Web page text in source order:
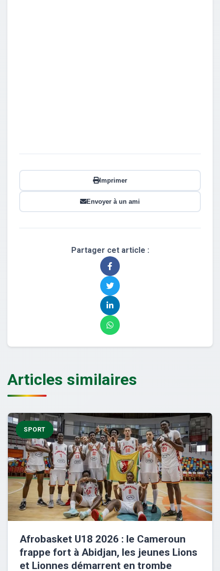
Imprimer
Envoyer à un ami
Partager cet article :
Articles similaires
SPORT
Afrobasket U18 2026 : le Cameroun
frappe fort à Abidjan, les jeunes Lions
et Lionnes démarrent en trombe